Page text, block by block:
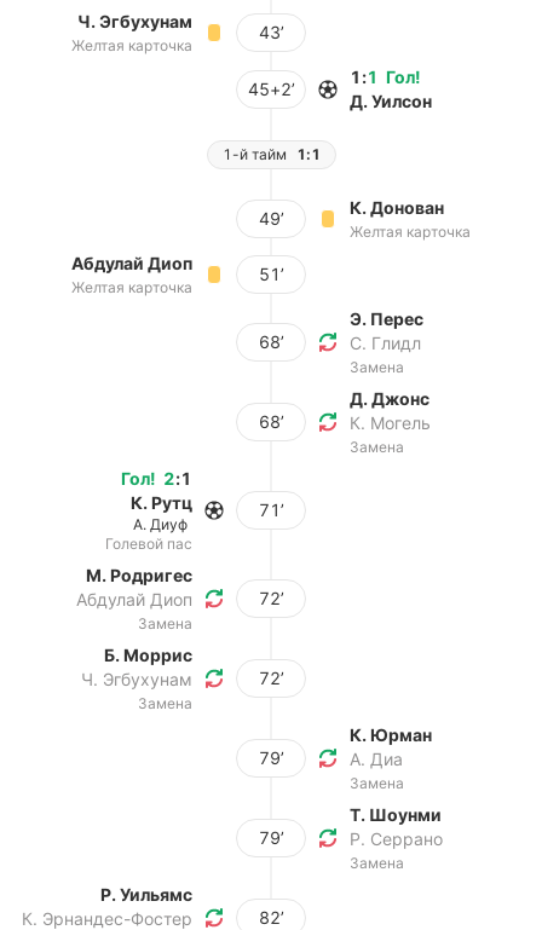
Ч. Эгбухунам
Желтая карточка
43’
45+2’
Гол!
1 :1
Д. Уилсон
1-й тайм 1:1
49’
К. Донован
Желтая карточка
Абдулай Диоп
Желтая карточка
51’
68’
Э. Перес
С. Глидл
Замена
68’
Д. Джонс
К. Могель
Замена
Гол! 2:1
К. Рутц
А. Диуф
Голевой пас
71’
М. Родригес
Абдулай Диоп
Замена
72’
Б. Моррис
Ч. Эгбухунам
Замена
72’
79’
К. Юрман
А. Диа
Замена
79’
Т. Шоунми
Р. Серрано
Замена
Р. Уильямс
К. Эрнандес-Фостер
82’